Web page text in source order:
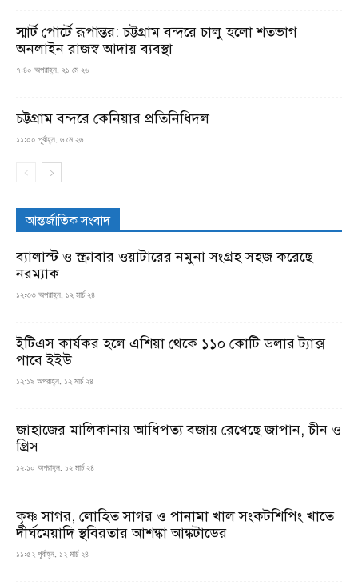
স্মার্ট পোর্টে রূপান্তর: চট্টগ্রাম বন্দরে চালু হলো শতভাগ
অনলাইন রাজস্ব আদায় ব্যবস্থা
৭:৪০ অপরাহ্ন, ২১ মে ২৬
চট্টগ্রাম বন্দরে কেনিয়ার প্রতিনিধিদল
১১:০০ পূর্বাহ্ন, ৬ মে ২৬
আন্তর্জাতিক সংবাদ
ব্যালাস্ট ও স্ক্রাবার ওয়াটারের নমুনা সংগ্রহ সহজ করেছে
নরম্যাক
১২:৩৩ অপরাহ্ন, ১২ মার্চ ২৪
ইটিএস কার্যকর হলে এশিয়া থেকে ১১০ কোটি ডলার ট্যাক্স
পাবে ইইউ
১২:১৯ অপরাহ্ন, ১২ মার্চ ২৪
জাহাজের মালিকানায় আধিপত্য বজায় রেখেছে জাপান, চীন ও
গ্রিস
১২:১০ অপরাহ্ন, ১২ মার্চ ২৪
কৃষ্ণ সাগর, লোহিত সাগর ও পানামা খাল সংকটশিপিং খাতে
দীর্ঘমেয়াদি স্থবিরতার আশঙ্কা আঙ্কটাডের
১১:৫২ পূর্বাহ্ন, ১২ মার্চ ২৪